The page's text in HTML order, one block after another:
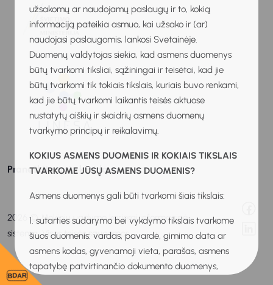
BDAR
užsakomų ar naudojamų paslaugų ir to, kokią
informaciją pateikia asmuo, kai užsako ir (ar)
naudojasi paslaugomis, lankosi Svetainėje.
Duomenų valdytojas siekia, kad asmens duomenys
būtų tvarkomi tiksliai, sąžiningai ir teisėtai, kad jie
būtų tvarkomi tik tokiais tikslais, kuriais buvo renkami,
kad jie būtų tvarkomi laikantis teisės aktuose
nustatytų aiškių ir skaidrių asmens duomenų
tvarkymo principų ir reikalavimų.
KOKIUS ASMENS DUOMENIS IR KOKIAIS TIKSLAIS
TVARKOME JŪSŲ ASMENS DUOMENIS?
Asmens duomenys gali būti tvarkomi šiais tikslais:
1. sutarties sudarymo bei vykdymo tikslais tvarkome
šiuos duomenis: vardas, pavardė, gimimo data ar
asmens kodas, gyvenamoji vieta, parašas, asmens
tapatybę patvirtinančio dokumento duomenys,
individualios veiklos pažymos, verslo liudijimo
Praneškite apie klaidą
2026 © Mokinių ugdymo karjerai informacinė
sistema. Visos teisės saugomos.